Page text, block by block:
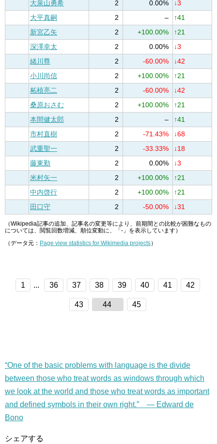
大泉山勇希 2 0.00%
↓3
大平真嗣
2 –
↑41
新宮乙矢
2 +100.00%
↑21
深澤幸太
2 0.00%
↓3
緒川尊
2 -60.00%
↓42
小川尚信
2 +100.00%
↑21
柘植亮二
2 -60.00%
↓42
桑原おさむ
2 +100.00%
↑21
本間健太郎
2 –
↑41
市村直樹
2 -71.43%
↓68
武重聖一
2 -33.33%
↓18
藤東勤
2 0.00%
↓3
米村矢一
2 +100.00%
↑21
中内啓行
2 +100.00%
↑21
田口守
2 -50.00% ↓31
（Wikipedia記事の追加、記事名の変更等により、前期間との比較が困難なもの
については、閲覧回数増減、順位変動に、「-」を表示しています）
（データ元： Page view statistics for Wikimedia projects）
1 ... 36 37 38 39 40 41 42
43 44 45
“One of the basic problems with language is the divide
between those who treat words as windows through which
we look at the world and those who treat words as important
and defined symbols in their own right.” — Edward de
Bono
シェアする